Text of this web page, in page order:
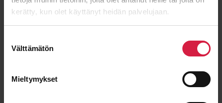
kerätty, kun olet käyttänyt heidän palvelujaan.
valinta
Välttämätön
Mieltymykset